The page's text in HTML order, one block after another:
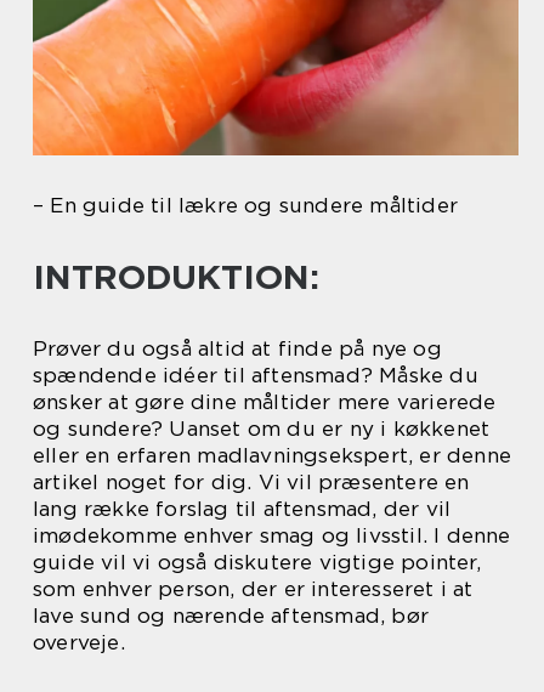
– En guide til lækre og sundere måltider
INTRODUKTION:
Prøver du også altid at finde på nye og
spændende idéer til aftensmad? Måske du
ønsker at gøre dine måltider mere varierede
og sundere? Uanset om du er ny i køkkenet
eller en erfaren madlavningsekspert, er denne
artikel noget for dig. Vi vil præsentere en
lang række forslag til aftensmad, der vil
imødekomme enhver smag og livsstil. I denne
guide vil vi også diskutere vigtige pointer,
som enhver person, der er interesseret i at
lave sund og nærende aftensmad, bør
overveje.